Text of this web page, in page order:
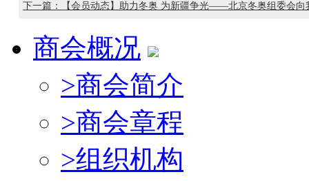
下一篇：【会员动态】助力冬奥 为新疆争光——北京冬奥组委会
商会概况
>商会简介
>商会章程
>组织机构